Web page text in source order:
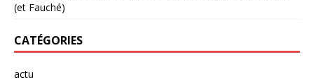
(et Fauché)
CATÉGORIES
actu